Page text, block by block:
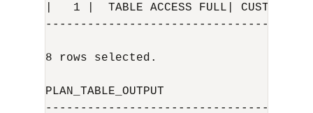
|   1 |  TABLE ACCESS FULL|
8 rows selected.
PLAN_TABLE_OUTPUT